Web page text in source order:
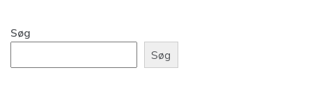
Søg
Søg